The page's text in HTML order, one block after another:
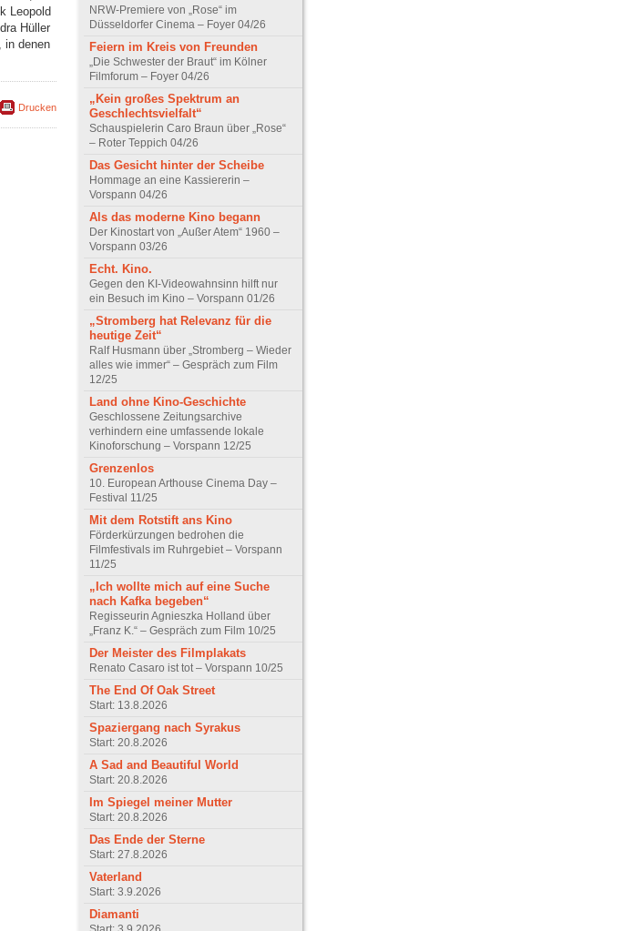
Leopold
Hüller
in denen
Drucken
NRW-Premiere von „Rose“ im
Düsseldorfer Cinema – Foyer 04/26
Feiern im Kreis von Freunden
„Die Schwester der Braut“ im Kölner
Filmforum – Foyer 04/26
„Kein großes Spektrum an
Geschlechtsvielfalt“
Schauspielerin Caro Braun über „Rose“
– Roter Teppich 04/26
Das Gesicht hinter der Scheibe
Hommage an eine Kassiererin –
Vorspann 04/26
Als das moderne Kino begann
Der Kinostart von „Außer Atem“ 1960 –
Vorspann 03/26
Echt. Kino.
Gegen den KI-Videowahnsinn hilft nur
ein Besuch im Kino – Vorspann 01/26
„Stromberg hat Relevanz für die
heutige Zeit“
Ralf Husmann über „Stromberg – Wieder
alles wie immer“ – Gespräch zum Film
12/25
Land ohne Kino-Geschichte
Geschlossene Zeitungsarchive
verhindern eine umfassende lokale
Kinoforschung – Vorspann 12/25
Grenzenlos
10. European Arthouse Cinema Day –
Festival 11/25
Mit dem Rotstift ans Kino
Förderkürzungen bedrohen die
Filmfestivals im Ruhrgebiet – Vorspann
11/25
„Ich wollte mich auf eine Suche
nach Kafka begeben“
Regisseurin Agnieszka Holland über
„Franz K.“ – Gespräch zum Film 10/25
Der Meister des Filmplakats
Renato Casaro ist tot – Vorspann 10/25
The End Of Oak Street
Start: 13.8.2026
Spaziergang nach Syrakus
Start: 20.8.2026
A Sad and Beautiful World
Start: 20.8.2026
Im Spiegel meiner Mutter
Start: 20.8.2026
Das Ende der Sterne
Start: 27.8.2026
Vaterland
Start: 3.9.2026
Diamanti